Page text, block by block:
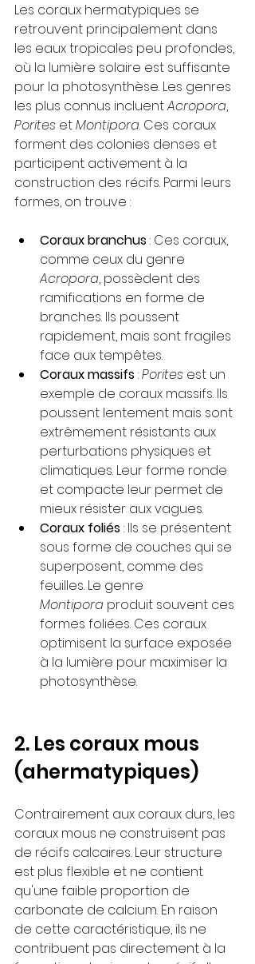
Les coraux hermatypiques se
retrouvent principalement dans
les eaux tropicales peu profondes,
où la lumière solaire est suffisante
pour la photosynthèse. Les genres
les plus connus incluent Acropora,
Porites et Montipora. Ces coraux
forment des colonies denses et
participent activement à la
construction des récifs. Parmi leurs
formes, on trouve :
Coraux branchus : Ces coraux,
comme ceux du genre
Acropora, possèdent des
ramifications en forme de
branches. Ils poussent
rapidement, mais sont fragiles
face aux tempêtes.
Coraux massifs : Porites est un
exemple de coraux massifs. Ils
poussent lentement mais sont
extrêmement résistants aux
perturbations physiques et
climatiques. Leur forme ronde
et compacte leur permet de
mieux résister aux vagues.
Coraux foliés : Ils se présentent
sous forme de couches qui se
superposent, comme des
feuilles. Le genre
Montipora produit souvent ces
formes foliées. Ces coraux
optimisent la surface exposée
à la lumière pour maximiser la
photosynthèse.
2. Les coraux mous
(ahermatypiques)
Contrairement aux coraux durs, les
coraux mous ne construisent pas
de récifs calcaires. Leur structure
est plus flexible et ne contient
qu'une faible proportion de
carbonate de calcium. En raison
de cette caractéristique, ils ne
contribuent pas directement à la